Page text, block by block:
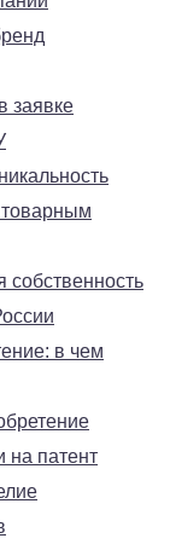
заявке
собственность
в чем
на патент